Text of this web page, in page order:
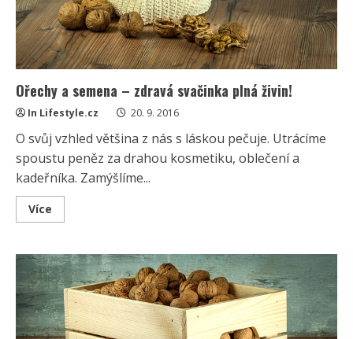
Ořechy a semena – zdravá svačinka plná živin!
In Lifestyle.cz 20. 9. 2016
O svůj vzhled většina z nás s láskou pečuje. Utrácíme
spoustu peněz za drahou kosmetiku, oblečení a
kadeřníka. Zamýšlíme...
Více
more
a
semena
–
zdravá
svačinka
plná
živin!